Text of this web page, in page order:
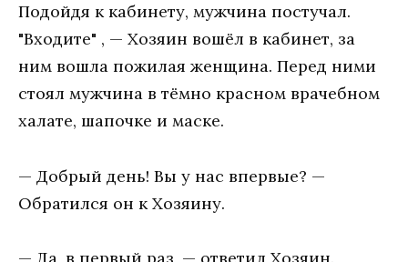
Подойдя к кабинету, мужчина постучал.
"Входите" , — Хозяин вошёл в кабинет, за
ним вошла пожилая женщина. Перед ними
стоял мужчина в тёмно красном врачебном
халате, шапочке и маске.
— Добрый день! Вы у нас впервые? —
Обратился он к Хозяину.